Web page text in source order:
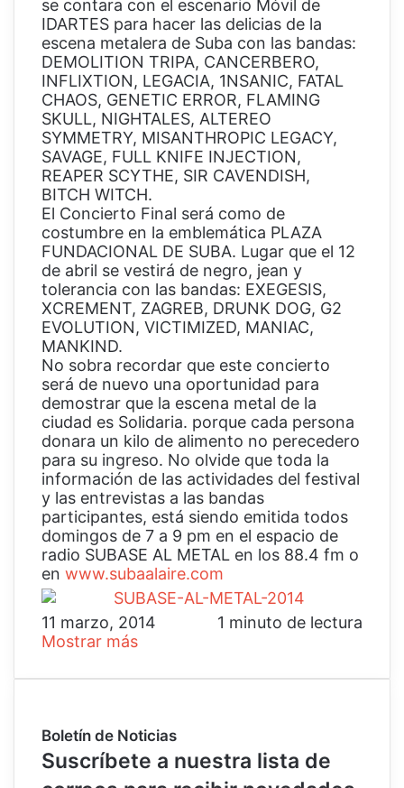
se contara con el escenario Móvil de
IDARTES para hacer las delicias de la
escena metalera de Suba con las bandas:
DEMOLITION TRIPA, CANCERBERO,
INFLIXTION, LEGACIA, 1NSANIC, FATAL
CHAOS, GENETIC ERROR, FLAMING
SKULL, NIGHTALES, ALTEREO
SYMMETRY, MISANTHROPIC LEGACY,
SAVAGE, FULL KNIFE INJECTION,
REAPER SCYTHE, SIR CAVENDISH,
BITCH WITCH.
El Concierto Final será como de
costumbre en la emblemática PLAZA
FUNDACIONAL DE SUBA. Lugar que el 12
de abril se vestirá de negro, jean y
tolerancia con las bandas: EXEGESIS,
XCREMENT, ZAGREB, DRUNK DOG, G2
EVOLUTION, VICTIMIZED, MANIAC,
MANKIND.
No sobra recordar que este concierto
será de nuevo una oportunidad para
demostrar que la escena metal de la
ciudad es Solidaria. porque cada persona
donara un kilo de alimento no perecedero
para su ingreso. No olvide que toda la
información de las actividades del festival
y las entrevistas a las bandas
participantes, está siendo emitida todos
domingos de 7 a 9 pm en el espacio de
radio SUBASE AL METAL en los 88.4 fm o
en www.subaalaire.com
11 marzo, 2014
1 minuto de lectura
Mostrar más
Boletín de Noticias
Suscríbete a nuestra lista de